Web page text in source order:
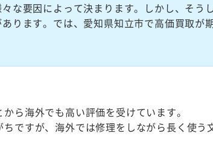
な要因によって決まります。しかし、そう
ります。では、愛知県知立市で高価買取が
ら海外でも高い評価を受けています。
ですが、海外では修理をしながら長く使う